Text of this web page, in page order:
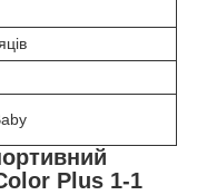
Plus 1-1